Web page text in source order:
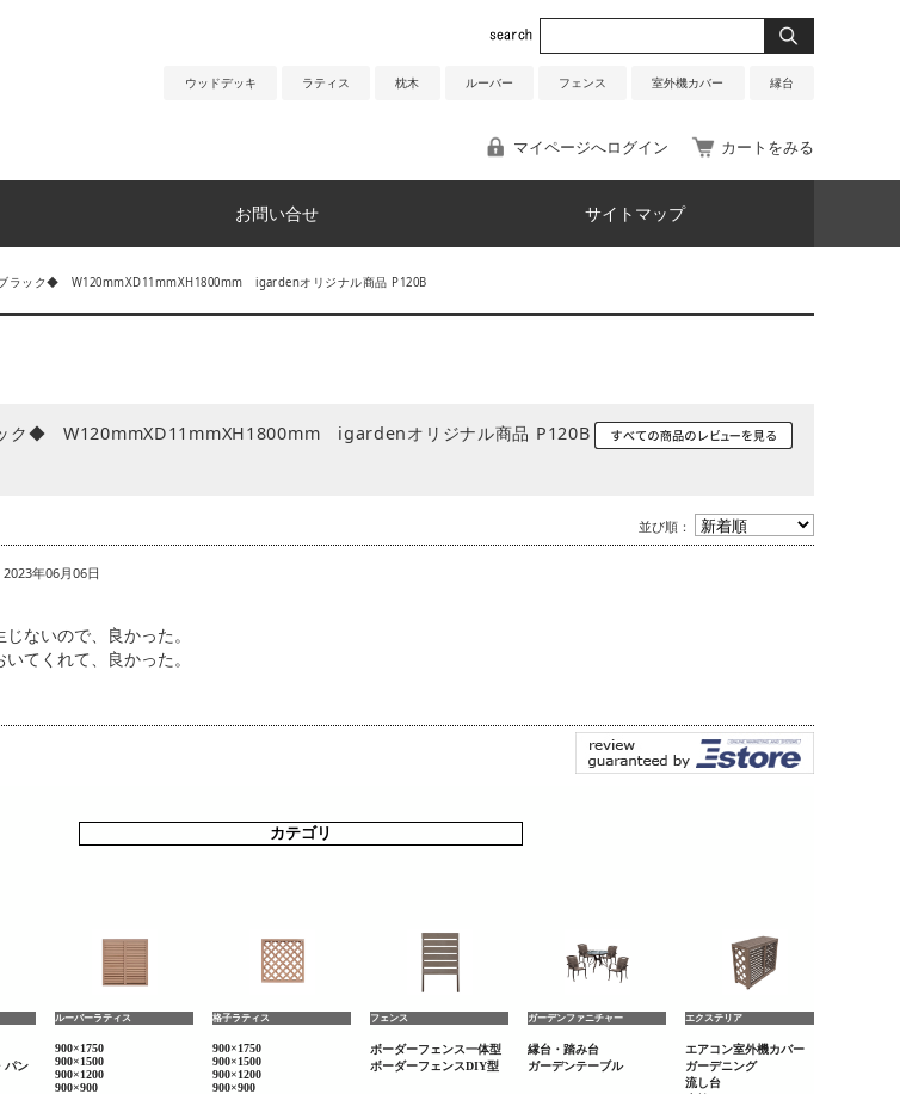
ウッドデッキ ラティス 枕木 ルーバー フェンス 室外機カバー 縁台
マイページへログイン カートをみる
お問い合せ サイトマップ
ラック◆ W120mmXD11mmXH1800mm igardenオリジナル商品 P120B
ク◆ W120mmXD11mmXH1800mm igardenオリジナル商品 P120B
並び順：
年06月06日
ないので、良かった。
てくれて、良かった。